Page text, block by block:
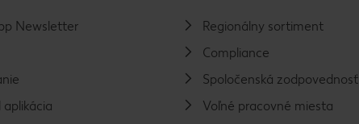
Newsletter
aplikácia
Regionálny sortiment
Compliance
Spoločenská zodpovednosť
Voľné pracovné miesta